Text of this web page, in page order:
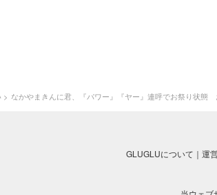
なかやまきんに君、『パワー』『ヤー』連呼でお祭り状態
GLUGLUについて 運